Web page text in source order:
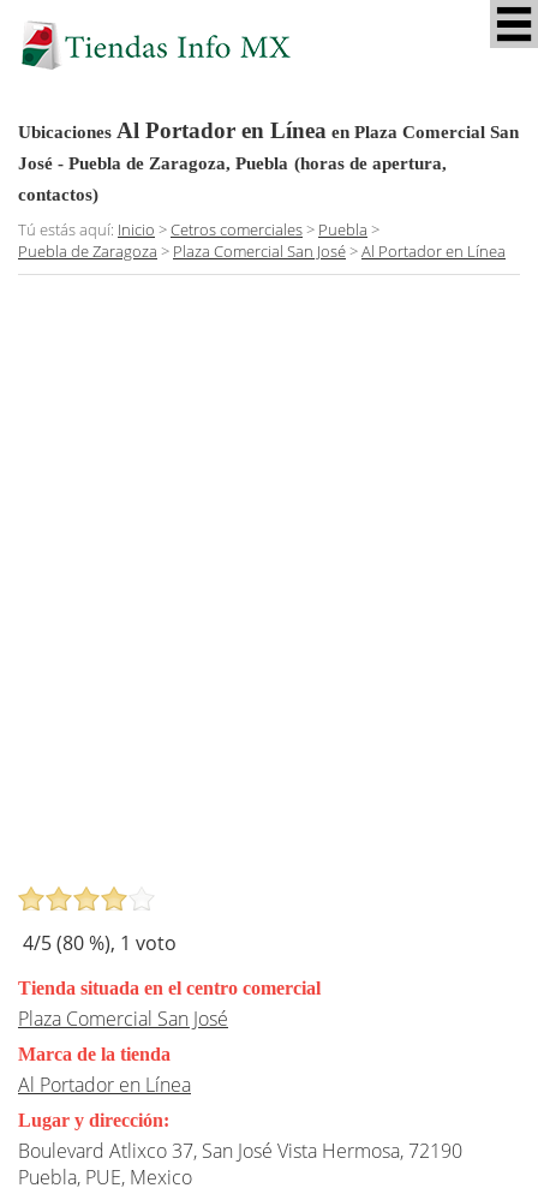
Ubicaciones Al Portador en Línea en Plaza Comercial San
José - Puebla de Zaragoza, Puebla (horas de apertura,
contactos)
Tú estás aquí: Inicio >Cetros comerciales> Puebla >
Puebla de Zaragoza > Plaza Comercial San José>Al Portador en Línea
4/5 (80%), 1 voto
Tienda situada en el centro comercial
Plaza Comercial San José
Marca de la tienda
Al Portador en Línea
Lugar y dirección:
Boulevard Atlixco 37, San José Vista Hermosa, 72190
Puebla, PUE, Mexico